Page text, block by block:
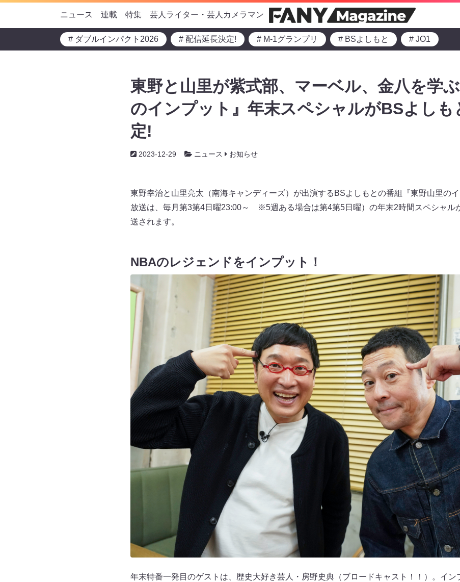
ニュース 連載 特集 芸人ライター・芸人カメラマン
# ダブルインパクト2026 # 配信延長決定! # M-1グランプリ # BSよしもと # JO1
東野と山里が紫式部、マーベル、金八を学
のインプット』年末スペシャルがBSよしも
定!
2023-12-29 ニュース お知らせ
東野幸治と山里亮太（南海キャンディーズ）が出演するBSよしもとの番組『東野山里の
放送は、毎月第3第4日曜23:00～ ※5週ある場合は第4第5日曜）の年末2時間スペシャル
送されます。
NBAのレジェンドをインプット！
年末特番一発目のゲストは、歴史大好き芸人・房野史典（ブロードキャスト！！）。イン